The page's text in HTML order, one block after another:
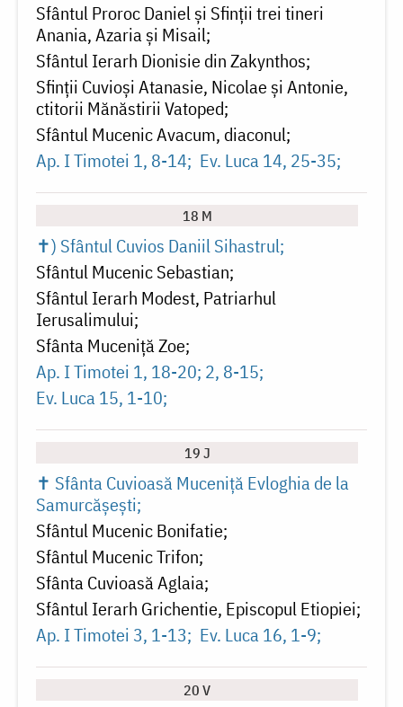
Sfântul Proroc Daniel și Sfinții trei tineri
Anania, Azaria și Misail
Sfântul Ierarh Dionisie din Zakynthos
Sfinții Cuvioși Atanasie, Nicolae și Antonie,
ctitorii Mănăstirii Vatoped
Sfântul Mucenic Avacum, diaconul
Ap. I Timotei 1, 8-14 Ev. Luca 14, 25-35
18 M
✝) Sfântul Cuvios Daniil Sihastrul
Sfântul Mucenic Sebastian
Sfântul Ierarh Modest, Patriarhul
Ierusalimului
Sfânta Muceniță Zoe
Ap. I Timotei 1, 18-20; 2, 8-15
Ev. Luca 15, 1-10
19 J
✝ Sfânta Cuvioasă Muceniță Evloghia de la
Samurcășești
Sfântul Mucenic Bonifatie
Sfântul Mucenic Trifon
Sfânta Cuvioasă Aglaia
Sfântul Ierarh Grichentie, Episcopul Etiopiei
Ap. I Timotei 3, 1-13
Ev. Luca 16, 1-9
20 V